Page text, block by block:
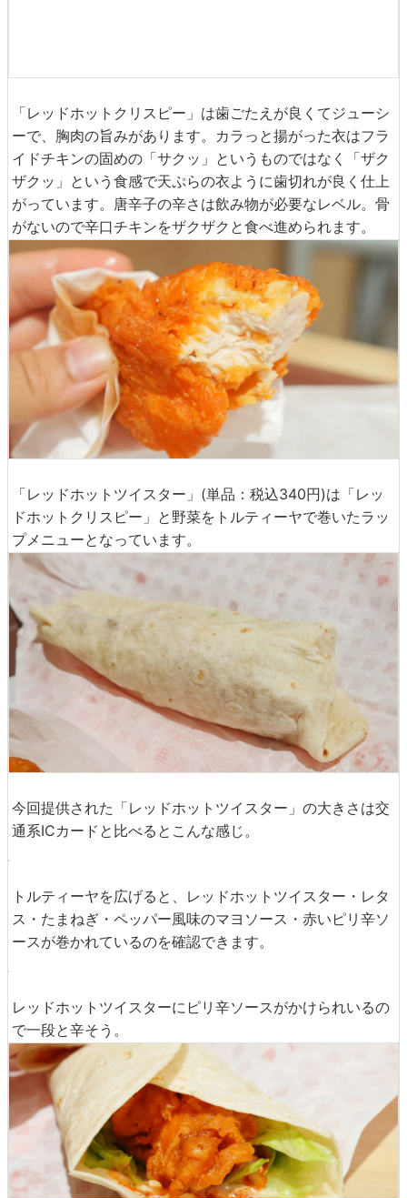
「レッドホットクリスピー」は歯ごたえが良くてジューシ
ーで、胸肉の旨みがあります。カラっと揚がった衣はフラ
イドチキンの固めの「サクッ」というものではなく「ザク
ザクッ」という食感で天ぷらの衣ように歯切れが良く仕上
がっています。唐辛子の辛さは飲み物が必要なレベル。骨
がないので辛口チキンをザクザクと食べ進められます。
「レッドホットツイスター」(単品：税込340円)は「レッ
ドホットクリスピー」と野菜をトルティーヤで巻いたラッ
プメニューとなっています。
今回提供された「レッドホットツイスター」の大きさは交
通系ICカードと比べるとこんな感じ。
トルティーヤを広げると、レッドホットツイスター・レタ
ス・たまねぎ・ペッパー風味のマヨソース・赤いピリ辛ソ
ースが巻かれているのを確認できます。
レッドホットツイスターにピリ辛ソースがかけられいるの
で一段と辛そう。